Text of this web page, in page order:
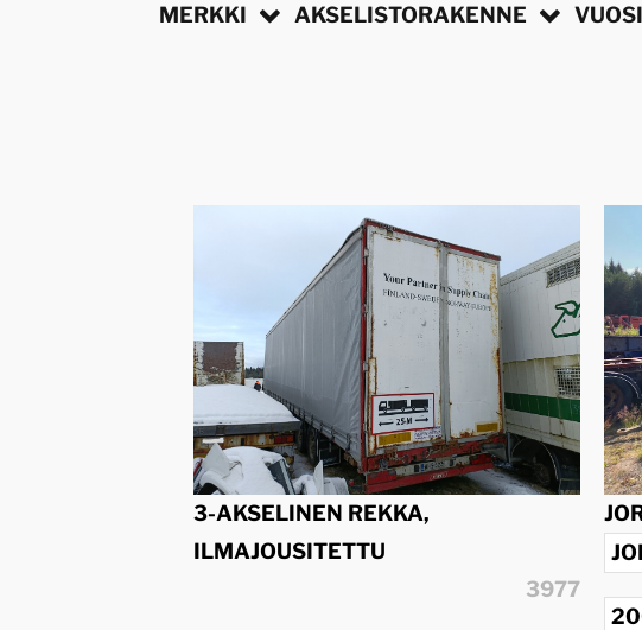
MERKKI AKSELISTORAKENNE
3-AKSELINEN REKKA,
ILMAJOUSITETTU
3977